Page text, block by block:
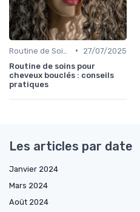
•
27/07/2025
Routine de soins pour
cheveux bouclés : conseils
pratiques
Les articles par date
Janvier 2024
Mars 2024
Août 2024